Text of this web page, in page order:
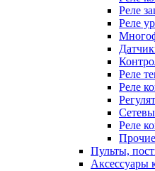
Реле
Реле
Реле
Реле
Реле
Пульты,
Аксессуары